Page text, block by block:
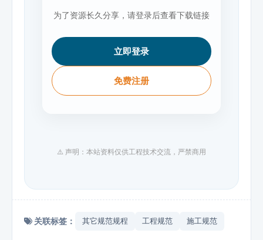
为了资源长久分享，请登录后查看下载链接
立即登录
免费注册
⚠️ 声明：本站资料仅供工程技术交流，严禁商用
关联标签： 其它规范规程 工程规范 施工规范